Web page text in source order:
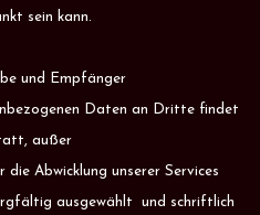
sein kann.
und Empfänger
Daten an Dritte findet
außer
Abwicklung unserer Services
ausgewählt und schriftlich